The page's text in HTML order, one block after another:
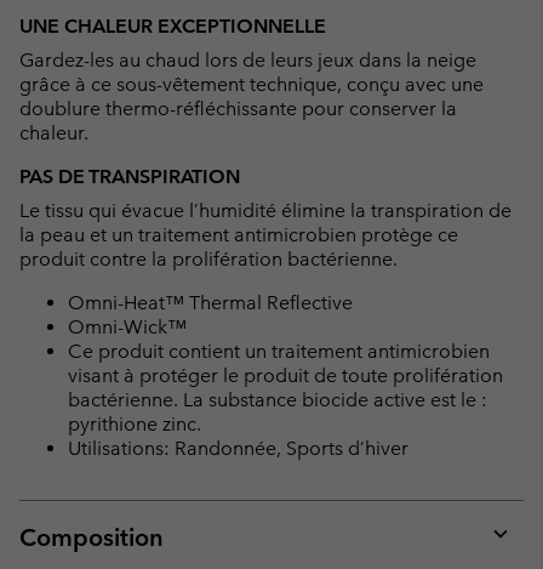
UNE CHALEUR EXCEPTIONNELLE
Gardez-les au chaud lors de leurs jeux dans la neige
grâce à ce sous-vêtement technique, conçu avec une
doublure thermo-réfléchissante pour conserver la
chaleur.
PAS DE TRANSPIRATION
Le tissu qui évacue l’humidité élimine la transpiration de
la peau et un traitement antimicrobien protège ce
produit contre la prolifération bactérienne.
Omni-Heat™ Thermal Reflective
Omni-Wick™
Ce produit contient un traitement antimicrobien
visant à protéger le produit de toute prolifération
bactérienne. La substance biocide active est le :
pyrithione zinc.
Utilisations: Randonnée, Sports d’hiver
Composition